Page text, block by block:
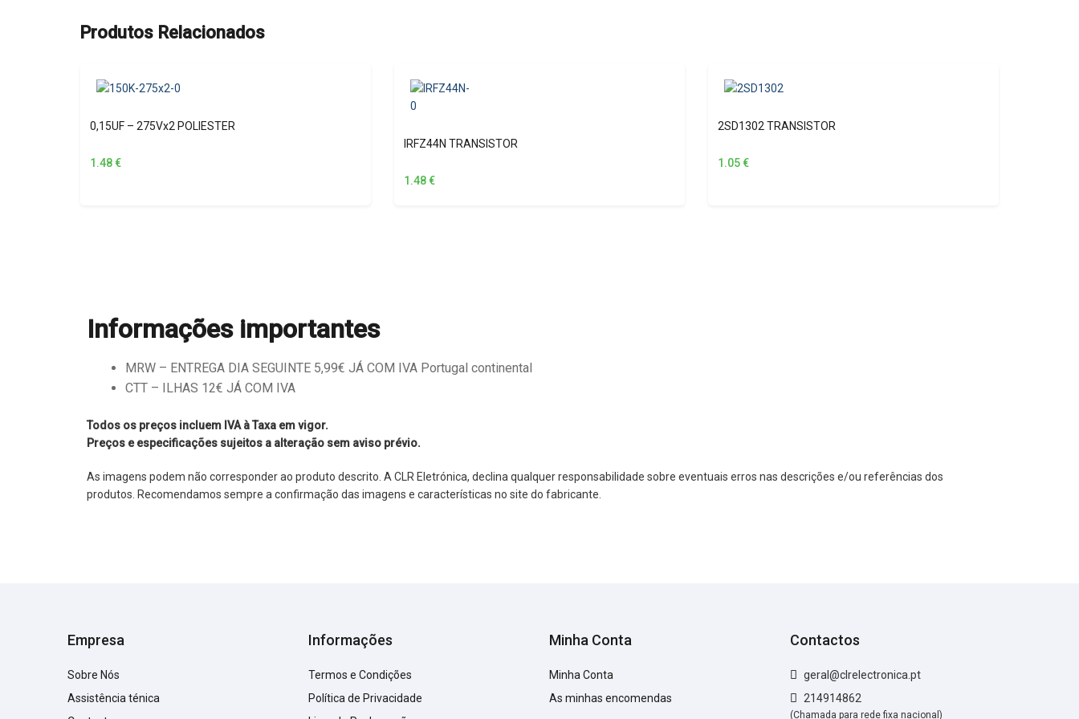
Produtos Relacionados
0,15UF – 275Vx2 POLIESTER
1.48€
IRFZ44N TRANSISTOR
1.48€
2SD1302 TRANSISTOR
1.05€
Informações importantes
MRW – ENTREGA DIA SEGUINTE 5,99€ JÁ COM IVA Portugal continental
CTT – ILHAS 12€ JÁ COM IVA
Todos os preços incluem IVA à Taxa em vigor.
Preços e especificações sujeitos a alteração sem aviso prévio.
As imagens podem não corresponder ao produto descrito. A CLR Eletrónica, declina qualquer responsabilidade sobre eventuais erros nas descrições e/ou referências dos
produtos. Recomendamos sempre a confirmação das imagens e características no site do fabricante.
Empresa
Sobre Nós
Assistência ténica
Informações
Termos e Condições
Política de Privacidade
Minha Conta
Minha Conta
As minhas encomendas
Contactos
geral@clrelectronica.pt
214914862
(Chamada para rede fixa nacional)